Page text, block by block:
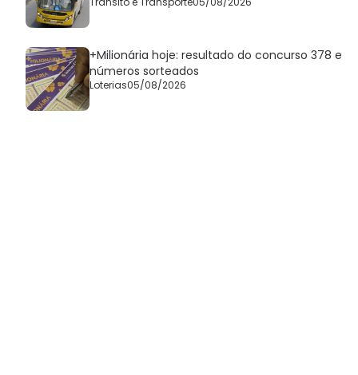
+Milionária hoje: resultado do concurso 378 e
números sorteados
Loterias05/08/2026